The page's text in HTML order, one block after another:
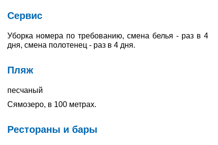
Сервис
Уборка номера по требованию, смена белья - раз в 4
дня, смена полотенец - раз в 4 дня.
Пляж
песчаный
Сямозеро, в 100 метрах.
Рестораны и бары